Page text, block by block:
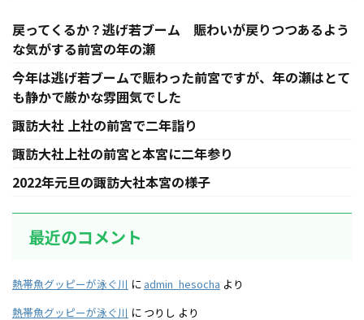
戻ってくるか？逃げ若ブーム 賑わいが戻りつつあるよう
な気がする前宮の年の瀬
今年は逃げ若ブームで賑わった前宮ですが、年の瀬はとて
も静かで厳かな雰囲気でした
諏訪大社 上社の前宮で二年詣り
諏訪大社上社の前宮と本宮に二年参り
2022年元旦の諏訪大社本宮の様子
最近のコメント
熱帯魚グッピーが泳ぐ川 に admin_hesocha より
熱帯魚グッピーが泳ぐ川 に つりし より